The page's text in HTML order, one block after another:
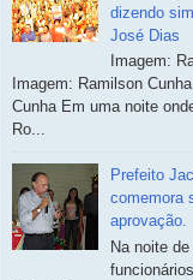
dizendo
José Dias
Imagem:
Imagem: Ramilson
Cunha Em uma noite
Ro...
Prefeito
comemora
aprovação.
Na noite